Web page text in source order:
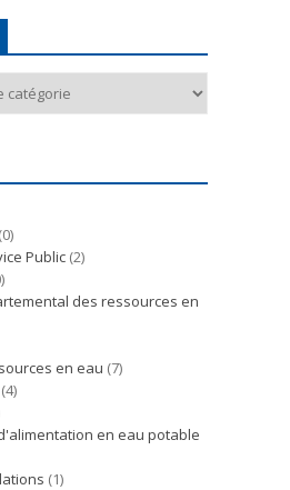
(0)
Public (2)
des ressources en
en eau (7)
(4)
en eau potable
(1)